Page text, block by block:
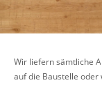
Wir liefern sämtliche
auf die Baustelle oder